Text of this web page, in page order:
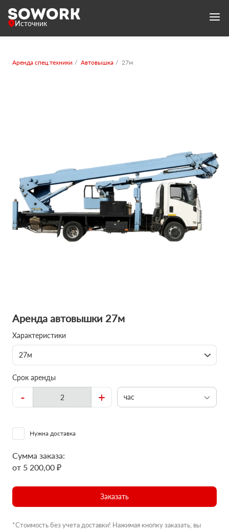
Источник
Аренда спец.техники Автовышка 27м
Аренда автовышки 27м
Характеристики
27м
Срок аренды
- + час
Нужна доставка
Сумма заказа:
от 5 200,00 ₽
Заказать
*Стоимость без учета доставки! Нажимая кнопку заказать, вы